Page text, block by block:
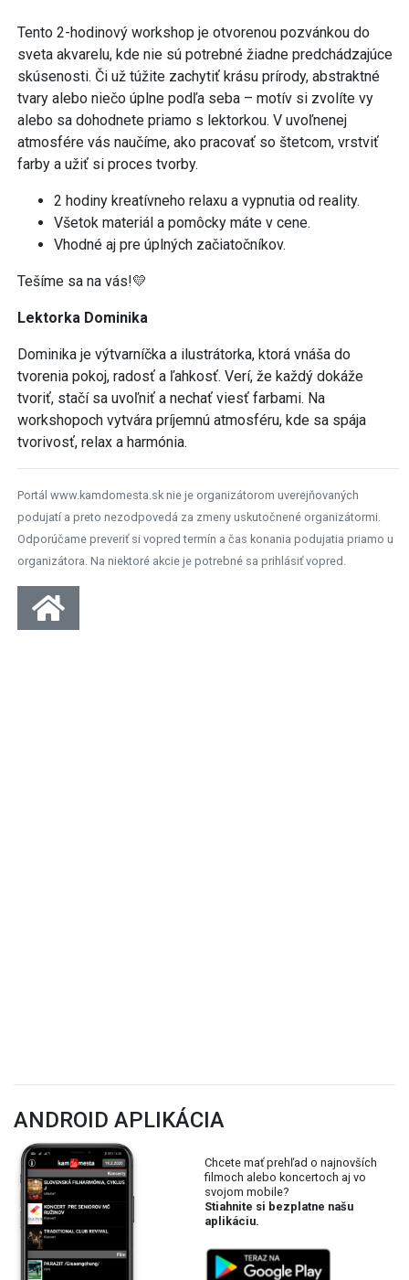
Tento 2-hodinový workshop je otvorenou pozvánkou do
sveta akvarelu, kde nie sú potrebné žiadne predchádzajúce
skúsenosti. Či už túžite zachytiť krásu prírody, abstraktné
tvary alebo niečo úplne podľa seba – motív si zvolíte vy
alebo sa dohodnete priamo s lektorkou. V uvoľnenej
atmosfére vás naučíme, ako pracovať so štetcom, vrstviť
farby a užiť si proces tvorby.
2 hodiny kreatívneho relaxu a vypnutia od reality.
Všetok materiál a pomôcky máte v cene.
Vhodné aj pre úplných začiatočníkov.
Tešíme sa na vás!💛
Lektorka Dominika
Dominika je výtvarníčka a ilustrátorka, ktorá vnáša do
tvorenia pokoj, radosť a ľahkosť. Verí, že každý dokáže
tvoriť, stačí sa uvoľniť a nechať viesť farbami. Na
workshopoch vytvára príjemnú atmosféru, kde sa spája
tvorivosť, relax a harmónia.
Portál www.kamdomesta.sk nie je organizátorom uverejňovaných
podujatí a preto nezodpovedá za zmeny uskutočnené organizátormi.
Odporúčame preveriť si vopred termín a čas konania podujatia priamo u
organizátora. Na niektoré akcie je potrebné sa prihlásiť vopred.
ANDROID APLIKÁCIA
Chcete mať prehľad o najnovších
filmoch alebo koncertoch aj vo
svojom mobile?
Stiahnite si bezplatne našu
aplikáciu.